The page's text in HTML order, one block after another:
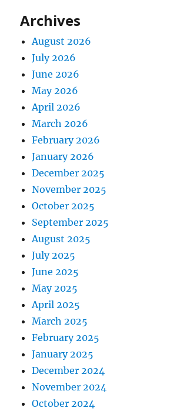
Archives
August 2026
July 2026
June 2026
May 2026
April 2026
March 2026
February 2026
January 2026
December 2025
November 2025
October 2025
September 2025
August 2025
July 2025
June 2025
May 2025
April 2025
March 2025
February 2025
January 2025
December 2024
November 2024
October 2024